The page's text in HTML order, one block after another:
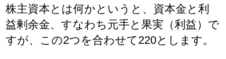
株主資本とは何かというと、資本金と利
益剰余金、すなわち元手と果実（利益）で
すが、この2つを合わせて220とします。